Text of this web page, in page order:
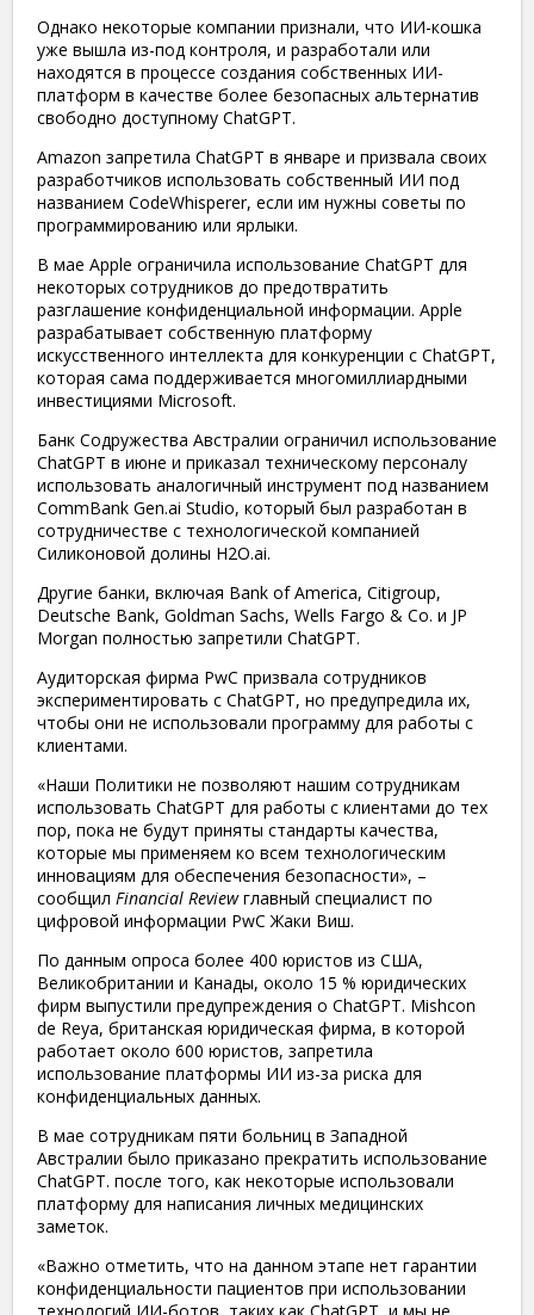
Однако некоторые компании признали, что ИИ-кошка
уже вышла из-под контроля, и разработали или
находятся в процессе создания собственных ИИ-
платформ в качестве более безопасных альтернатив
свободно доступному ChatGPT.
Amazon запретила ChatGPT в январе и призвала своих
разработчиков использовать собственный ИИ под
названием CodeWhisperer, если им нужны советы по
программированию или ярлыки.
В мае Apple ограничила использование ChatGPT для
некоторых сотрудников до предотвратить
разглашение конфиденциальной информации. Apple
разрабатывает собственную платформу
искусственного интеллекта для конкуренции с ChatGPT,
которая сама поддерживается многомиллиардными
инвестициями Microsoft.
Банк Содружества Австралии ограничил использование
ChatGPT в июне и приказал техническому персоналу
использовать аналогичный инструмент под названием
CommBank Gen.ai Studio, который был разработан в
сотрудничестве с технологической компанией
Силиконовой долины H2O.ai.
Другие банки, включая Bank of America, Citigroup,
Deutsche Bank, Goldman Sachs, Wells Fargo & Co. и JP
Morgan полностью запретили ChatGPT.
Аудиторская фирма PwC призвала сотрудников
экспериментировать с ChatGPT, но предупредила их,
чтобы они не использовали программу для работы с
клиентами.
«Наши Политики не позволяют нашим сотрудникам
использовать ChatGPT для работы с клиентами до тех
пор, пока не будут приняты стандарты качества,
которые мы применяем ко всем технологическим
инновациям для обеспечения безопасности», –
сообщил Financial Reviewглавный специалист по
цифровой информации PwC Жаки Виш.
По данным опроса более 400 юристов из США,
Великобритании и Канады, около 15 % юридических
фирм выпустили предупреждения о ChatGPT. Mishcon
de Reya, британская юридическая фирма, в которой
работает около 600 юристов, запретила
использование платформы ИИ из-за риска для
конфиденциальных данных.
В мае сотрудникам пяти больниц в Западной
Австралии было приказано прекратить использование
ChatGPT. после того, как некоторые использовали
платформу для написания личных медицинских
заметок.
«Важно отметить, что на данном этапе нет гарантии
конфиденциальности пациентов при использовании
технологий ИИ-ботов, таких как ChatGPT, и мы не